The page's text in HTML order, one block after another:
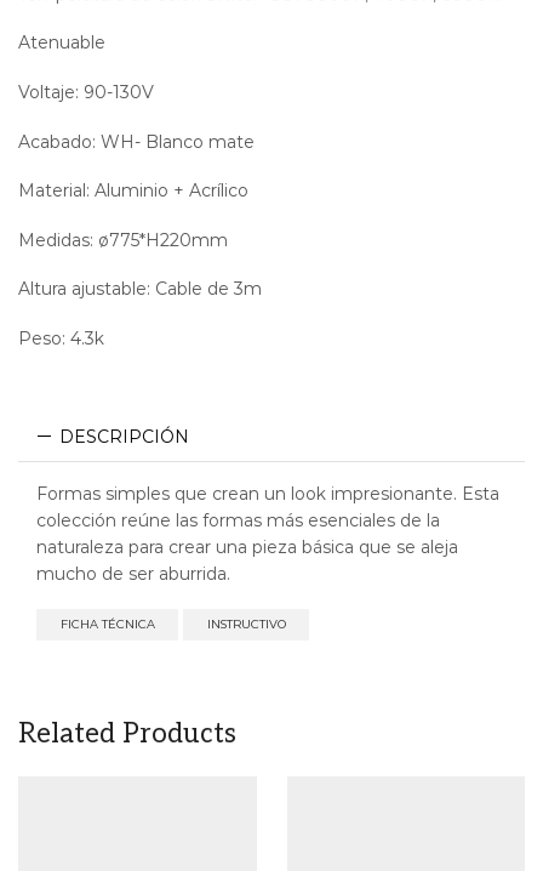
Atenuable
Voltaje: 90-130V
Acabado: WH- Blanco mate
Material: Aluminio + Acrílico
Medidas: ø775*H220mm
Altura ajustable: Cable de 3m
Peso: 4.3k
DESCRIPCIÓN
Formas simples que crean un look impresionante. Esta
colección reúne las formas más esenciales de la
naturaleza para crear una pieza básica que se aleja
mucho de ser aburrida.
FICHA TÉCNICA INSTRUCTIVO
Related Products